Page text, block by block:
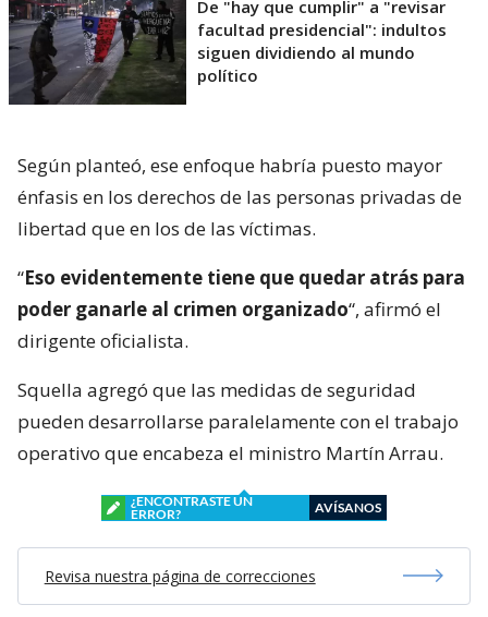
De "hay que cumplir" a "revisar
facultad presidencial": indultos
siguen dividiendo al mundo
político
Según planteó, ese enfoque habría puesto mayor
énfasis en los derechos de las personas privadas de
libertad que en los de las víctimas.
“Eso evidentemente tiene que quedar atrás para
poder ganarle al crimen organizado“, afirmó el
dirigente oficialista.
Squella agregó que las medidas de seguridad
pueden desarrollarse paralelamente con el trabajo
operativo que encabeza el ministro Martín Arrau.
¿ENCONTRASTE UN
ERROR?
AVÍSANOS
Revisa nuestra página de correcciones